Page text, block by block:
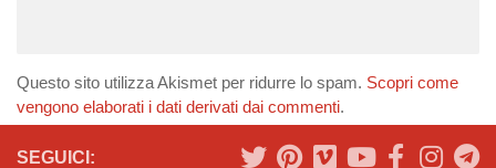
Questo sito utilizza Akismet per ridurre lo spam. Scopri come
vengono elaborati i dati derivati dai commenti.
SEGUICI: